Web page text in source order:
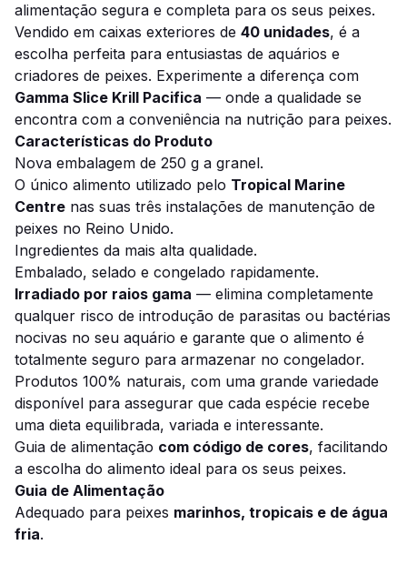
alimentação segura e completa para os seus peixes.
Vendido em caixas exteriores de 40 unidades, é a
escolha perfeita para entusiastas de aquários e
criadores de peixes. Experimente a diferença com
Gamma Slice Krill Pacifica — onde a qualidade se
encontra com a conveniência na nutrição para peixes.
Características do Produto
Nova embalagem de 250 g a granel.
O único alimento utilizado pelo Tropical Marine
Centre nas suas três instalações de manutenção de
peixes no Reino Unido.
Ingredientes da mais alta qualidade.
Embalado, selado e congelado rapidamente.
Irradiado por raios gama — elimina completamente
qualquer risco de introdução de parasitas ou bactérias
nocivas no seu aquário e garante que o alimento é
totalmente seguro para armazenar no congelador.
Produtos 100% naturais, com uma grande variedade
disponível para assegurar que cada espécie recebe
uma dieta equilibrada, variada e interessante.
Guia de alimentação com código de cores, facilitando
a escolha do alimento ideal para os seus peixes.
Guia de Alimentação
Adequado para peixes marinhos, tropicais e de água
fria.